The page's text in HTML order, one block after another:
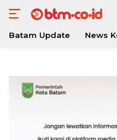
konten
Batam Update News